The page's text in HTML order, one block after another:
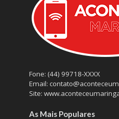
Fone: (44) 99718-XXXX
Email:
Site:
As Mais Populares